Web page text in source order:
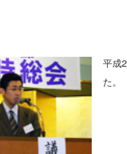
平成
た。